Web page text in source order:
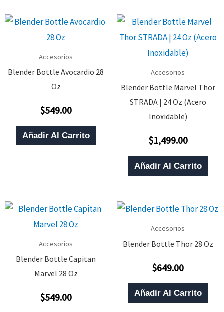
Accesorios
Blender Bottle Avocardio 28
Oz
Valorado
0
De
5
$549.00
Añadir Al Carrito
Accesorios
Blender Bottle Marvel Thor
STRADA | 24 Oz (Acero
Inoxidable)
Valorado
Con
0
De
5
$1,499.00
Añadir Al Carrito
Accesorios
Blender Bottle Capitan
Marvel 28 Oz
Valorado
$549.00
Accesorios
Blender Bottle Thor 28 Oz
Valorado
0
De
5
$649.00
Añadir Al Carrito